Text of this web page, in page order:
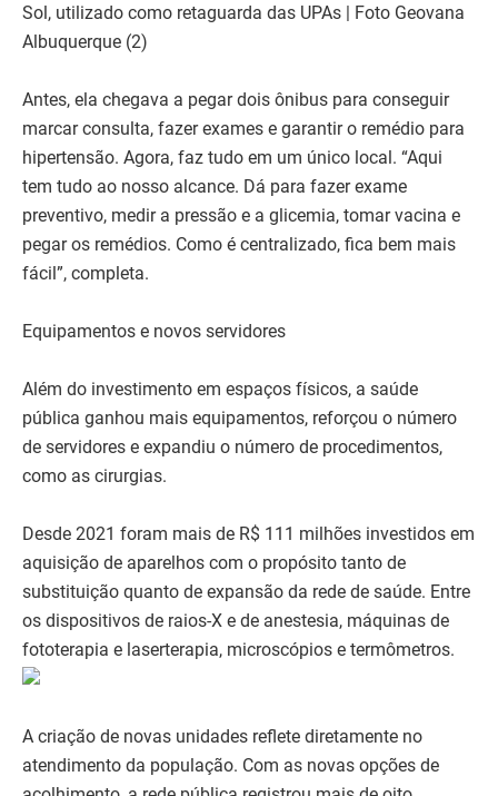
Sol, utilizado como retaguarda das UPAs | Foto Geovana
Albuquerque (2)
Antes, ela chegava a pegar dois ônibus para conseguir
marcar consulta, fazer exames e garantir o remédio para
hipertensão. Agora, faz tudo em um único local. “Aqui
tem tudo ao nosso alcance. Dá para fazer exame
preventivo, medir a pressão e a glicemia, tomar vacina e
pegar os remédios. Como é centralizado, fica bem mais
fácil”, completa.
Equipamentos e novos servidores
Além do investimento em espaços físicos, a saúde
pública ganhou mais equipamentos, reforçou o número
de servidores e expandiu o número de procedimentos,
como as cirurgias.
Desde 2021 foram mais de R$ 111 milhões investidos em
aquisição de aparelhos com o propósito tanto de
substituição quanto de expansão da rede de saúde. Entre
os dispositivos de raios-X e de anestesia, máquinas de
fototerapia e laserterapia, microscópios e termômetros.
A criação de novas unidades reflete diretamente no
atendimento da população. Com as novas opções de